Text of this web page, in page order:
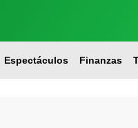
Espectáculos Finanzas